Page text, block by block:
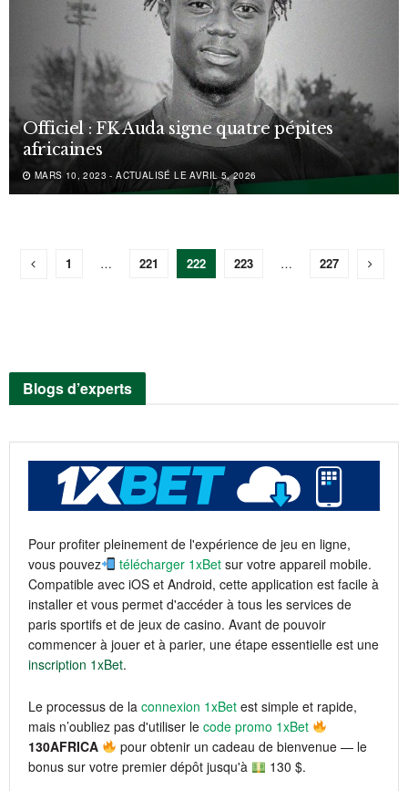
Officiel : FK Auda signe quatre pépites
africaines
MARS 10, 2023 - ACTUALISÉ LE AVRIL 5, 2026
1 … 221 222 223 … 227
Blogs d’experts
Pour profiter pleinement de l'expérience de jeu en ligne,
vous pouvez
télécharger 1xBet sur votre appareil mobile.
Compatible avec iOS et Android, cette application est facile à
installer et vous permet d'accéder à tous les services de
paris sportifs et de jeux de casino. Avant de pouvoir
commencer à jouer et à parier, une étape essentielle est une
inscription 1xBet.
Le processus de la connexion 1xBet est simple et rapide,
mais n’oubliez pas d'utiliser le code promo 1xBet
130AFRICA
pour obtenir un cadeau de bienvenue — le
bonus sur votre premier dépôt jusqu'à
130 $.